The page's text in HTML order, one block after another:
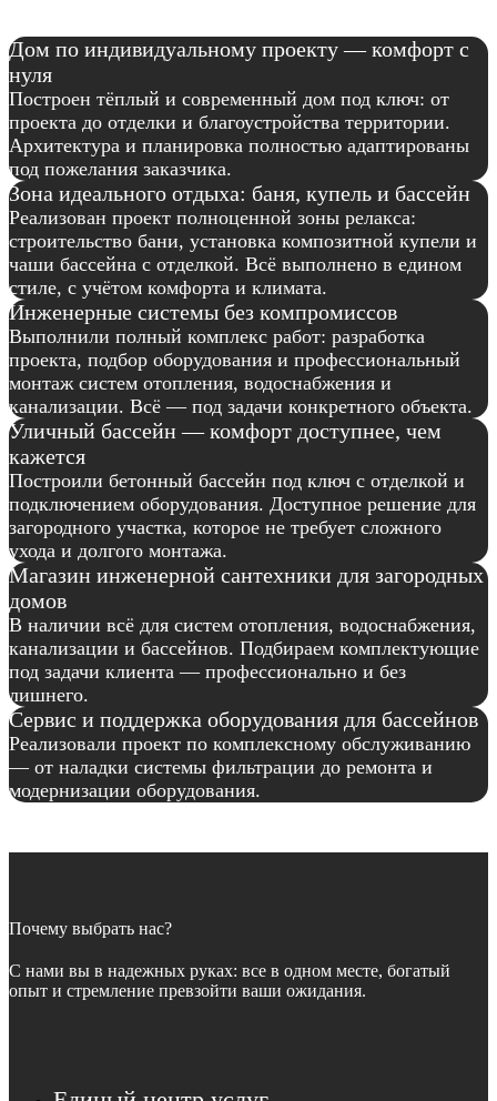
Дом по индивидуальному проекту — комфорт с
нуля
Построен тёплый и современный дом под ключ: от
проекта до отделки и благоустройства территории.
Архитектура и планировка полностью адаптированы
под пожелания заказчика.
Зона идеального отдыха: баня, купель и бассейн
Реализован проект полноценной зоны релакса:
строительство бани, установка композитной купели и
чаши бассейна с отделкой. Всё выполнено в едином
стиле, с учётом комфорта и климата.
Инженерные системы без компромиссов
Выполнили полный комплекс работ: разработка
проекта, подбор оборудования и профессиональный
монтаж систем отопления, водоснабжения и
канализации. Всё — под задачи конкретного объекта.
Уличный бассейн — комфорт доступнее, чем
кажется
Построили бетонный бассейн под ключ с отделкой и
подключением оборудования. Доступное решение для
загородного участка, которое не требует сложного
ухода и долгого монтажа.
Магазин инженерной сантехники для загородных
домов
В наличии всё для систем отопления, водоснабжения,
канализации и бассейнов. Подбираем комплектующие
под задачи клиента — профессионально и без
лишнего.
Сервис и поддержка оборудования для бассейнов
Реализовали проект по комплексному обслуживанию
— от наладки системы фильтрации до ремонта и
модернизации оборудования.
Почему выбрать нас?
С нами вы в надежных руках: все в одном месте, богатый
опыт и стремление превзойти ваши ожидания.